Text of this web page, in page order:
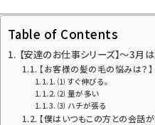
Table of Contents
【安達のお仕事シリーズ】〜3月
【お客様の髪の毛の悩みは？】
⑴ すぐ伸びる。
⑵ 量が多い
⑶ ハチが張る
【僕はいつもこの方との会話が